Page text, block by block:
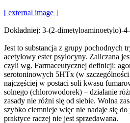
[ external image ]
Dokładniej: 3-(2-dimetyloaminoetylo)-
Jest to substancja z grupy pochodnych
acetylowy ester psylocyny. Zaliczana
czyli wg. Farmaceutycznej definicji:
serotoninowych 5HTx (w
najczęściej w postaci soli kwasu
solnego (chlorowodorek) – działanie
zasady nie różni się od siebie. Wolna
szybko ciemnieje więc nie nadaje się
praktyce raczej nie jest sprzedawana.